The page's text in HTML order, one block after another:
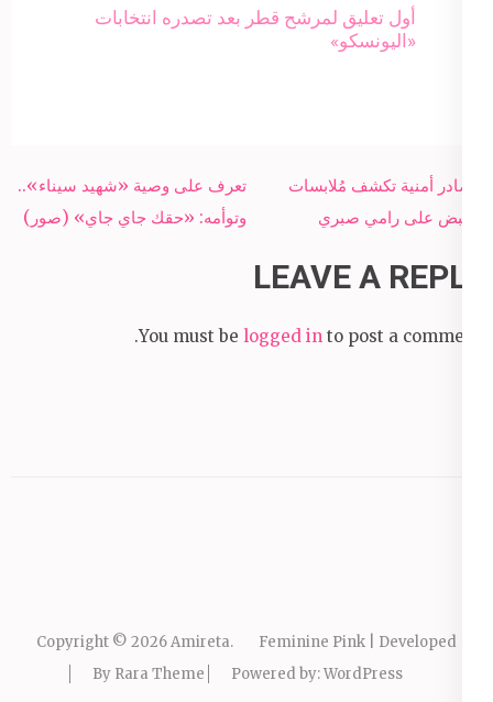
أول تعليق لمرشح قطر بعد تصدره انتخابات
«اليونسكو»
Post
navigation
تعرف على وصية «شهيد سيناء»..
وتوأمه: «حقك جاي جاي» (صور)
مصادر أمنية تكشف مُلابسات
القبض على رامي صبري
LEAVE A REPLY
You must be logged in to post a comment.
Copyright © 2026Amireta.
Feminine Pink | Developed
By Rara Theme Powered by:WordPress